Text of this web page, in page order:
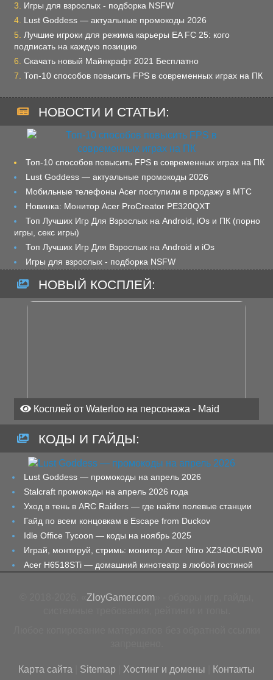
Игры для взрослых - подборка NSFW
Lust Goddess — актуальные промокоды 2026
Лучшие игроки для режима карьеры EA FC 25: кого
подписать на каждую позицию
Скачать новый Майнкрафт 2021 Бесплатно
Топ-10 способов повысить FPS в современных играх на ПК
НОВОСТИ И СТАТЬИ:
Топ-10 способов повысить FPS в современных играх на ПК
Lust Goddess — актуальные промокоды 2026
Мобильные телефоны Acer поступили в продажу в МТС
Новинка: Монитор Acer ProCreator PE320QXT
Топ Лучших Игр Для Взрослых на Android, iOs и ПК (порно
игры, секс игры)
Топ Лучших Игр Для Взрослых на Android и iOs
Игры для взрослых - подборка NSFW
НОВЫЙ КОСПЛЕЙ:
Косплей от Waterloo на персонажа - Maid
КОДЫ И ГАЙДЫ:
Lust Goddess — промокоды на апрель 2026
Stalcraft промокоды на апрель 2026 года
Уход в тень в ARC Raiders — где найти полевые станции
Гайд по всем концовкам в Escape from Duckov
Idle Office Tycoon — коды на ноябрь 2025
Играй, монтируй, стримь: монитор Acer Nitro XZ340CURW0
Acer H6518STi — домашний кинотеатр в любой гостиной
ZloyGamer.com
Карта сайта Sitemap Хостинг и домены Контакты